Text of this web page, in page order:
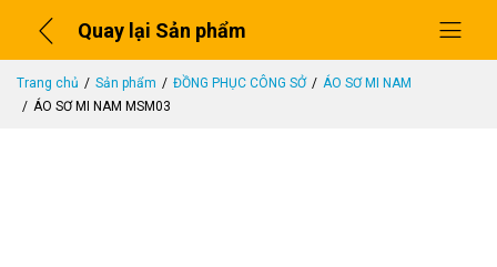
Quay lại Sản phẩm
Trang chủ Sản phẩm ĐỒNG PHỤC CÔNG SỞ
ÁO SƠ MI NAM
ÁO SƠ MI NAM MSM03